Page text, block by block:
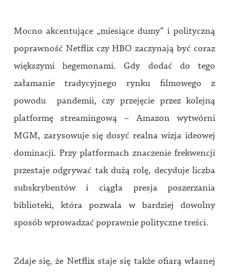
Mocno akcentujące „miesiące dumy“ i polityczną
poprawność Netflix czy HBO zaczynają być coraz
większymi hegemonami. Gdy dodać do tego
załamanie tradycyjnego rynku filmowego z
powodu pandemii, czy przejęcie przez kolejną
platformę streamingową – Amazon wytwórni
MGM, zarysowuje się dosyć realna wizja ideowej
dominacji. Przy platformach znaczenie frekwencji
przestaje odgrywać tak dużą rolę, decyduje liczba
subskrybentów i ciągła presja poszerzania
biblioteki, która pozwala w bardziej dowolny
sposób wprowadzać poprawnie polityczne treści.
Zdaje się, że Netflix staje się także ofiarą własnej